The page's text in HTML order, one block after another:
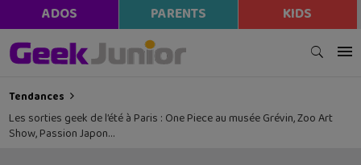
ADOS PARENTS KIDS
Tendances
Les sorties geek de l’été à Paris : One Piece au musée Grévin, Zoo Art
Show, Passion Japon…